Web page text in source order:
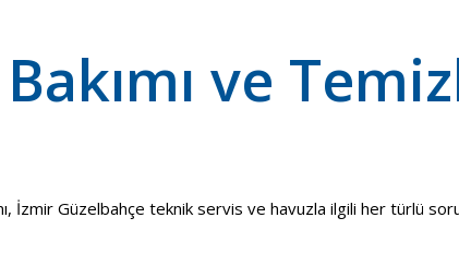
ve
İzmir Güzelbahçe teknik servis ve havuzla ilgili her türlü